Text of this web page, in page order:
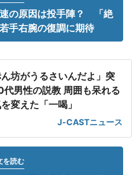
速の原因は投手陣？ 「絶
手右腕の復調に期待
坊がうるさいんだよ」突
男性の説教 周囲も呆れる
変えた「一喝」
J-CASTニュース
を読む